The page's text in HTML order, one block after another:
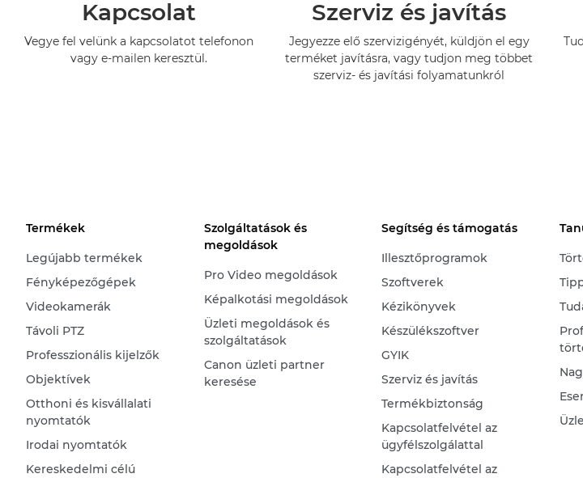
Kapcsolat
Vegye fel velünk a kapcsolatot telefonon
vagy e-mailen keresztül.
Szerviz és javítás
Jegyezze elő szervizigényét, küldjön el egy
terméket javításra, vagy tudjon meg többet
szerviz- és javítási folyamatunkról
Termékek
Legújabb termékek
Fényképezőgépek
Videokamerák
Távoli PTZ
Professzionális kijelzők
Objektívek
Otthoni és kisvállalati
nyomtatók
Irodai nyomtatók
Kereskedelmi célú
Szolgáltatások és
megoldások
Pro Video megoldások
Képalkotási megoldások
Üzleti megoldások és
szolgáltatások
Canon üzleti partner
keresése
Segítség és támogatás
Illesztőprogramok
Szoftverek
Kézikönyvek
Készülékszoftver
GYIK
Szerviz és javítás
Termékbiztonság
Kapcsolatfelvétel az
ügyfélszolgálattal
Kapcsolatfelvétel az